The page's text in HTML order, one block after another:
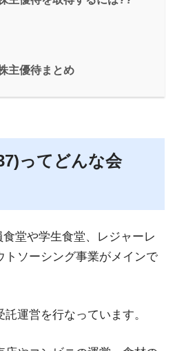
主優待まとめ
ってどんな会
堂や学生食堂、レジャーレ
トソーシング事業がメインで
運営を行なっています。